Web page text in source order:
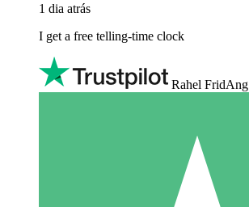
1 dia atrás
I get a free telling-time clock
Rahel FridAng